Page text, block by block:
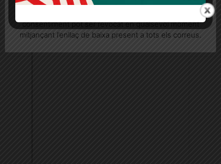
consentiment pot ser revocat en qualsevol moment
mitjançant l’enllaç de baixa present a tots els correus.